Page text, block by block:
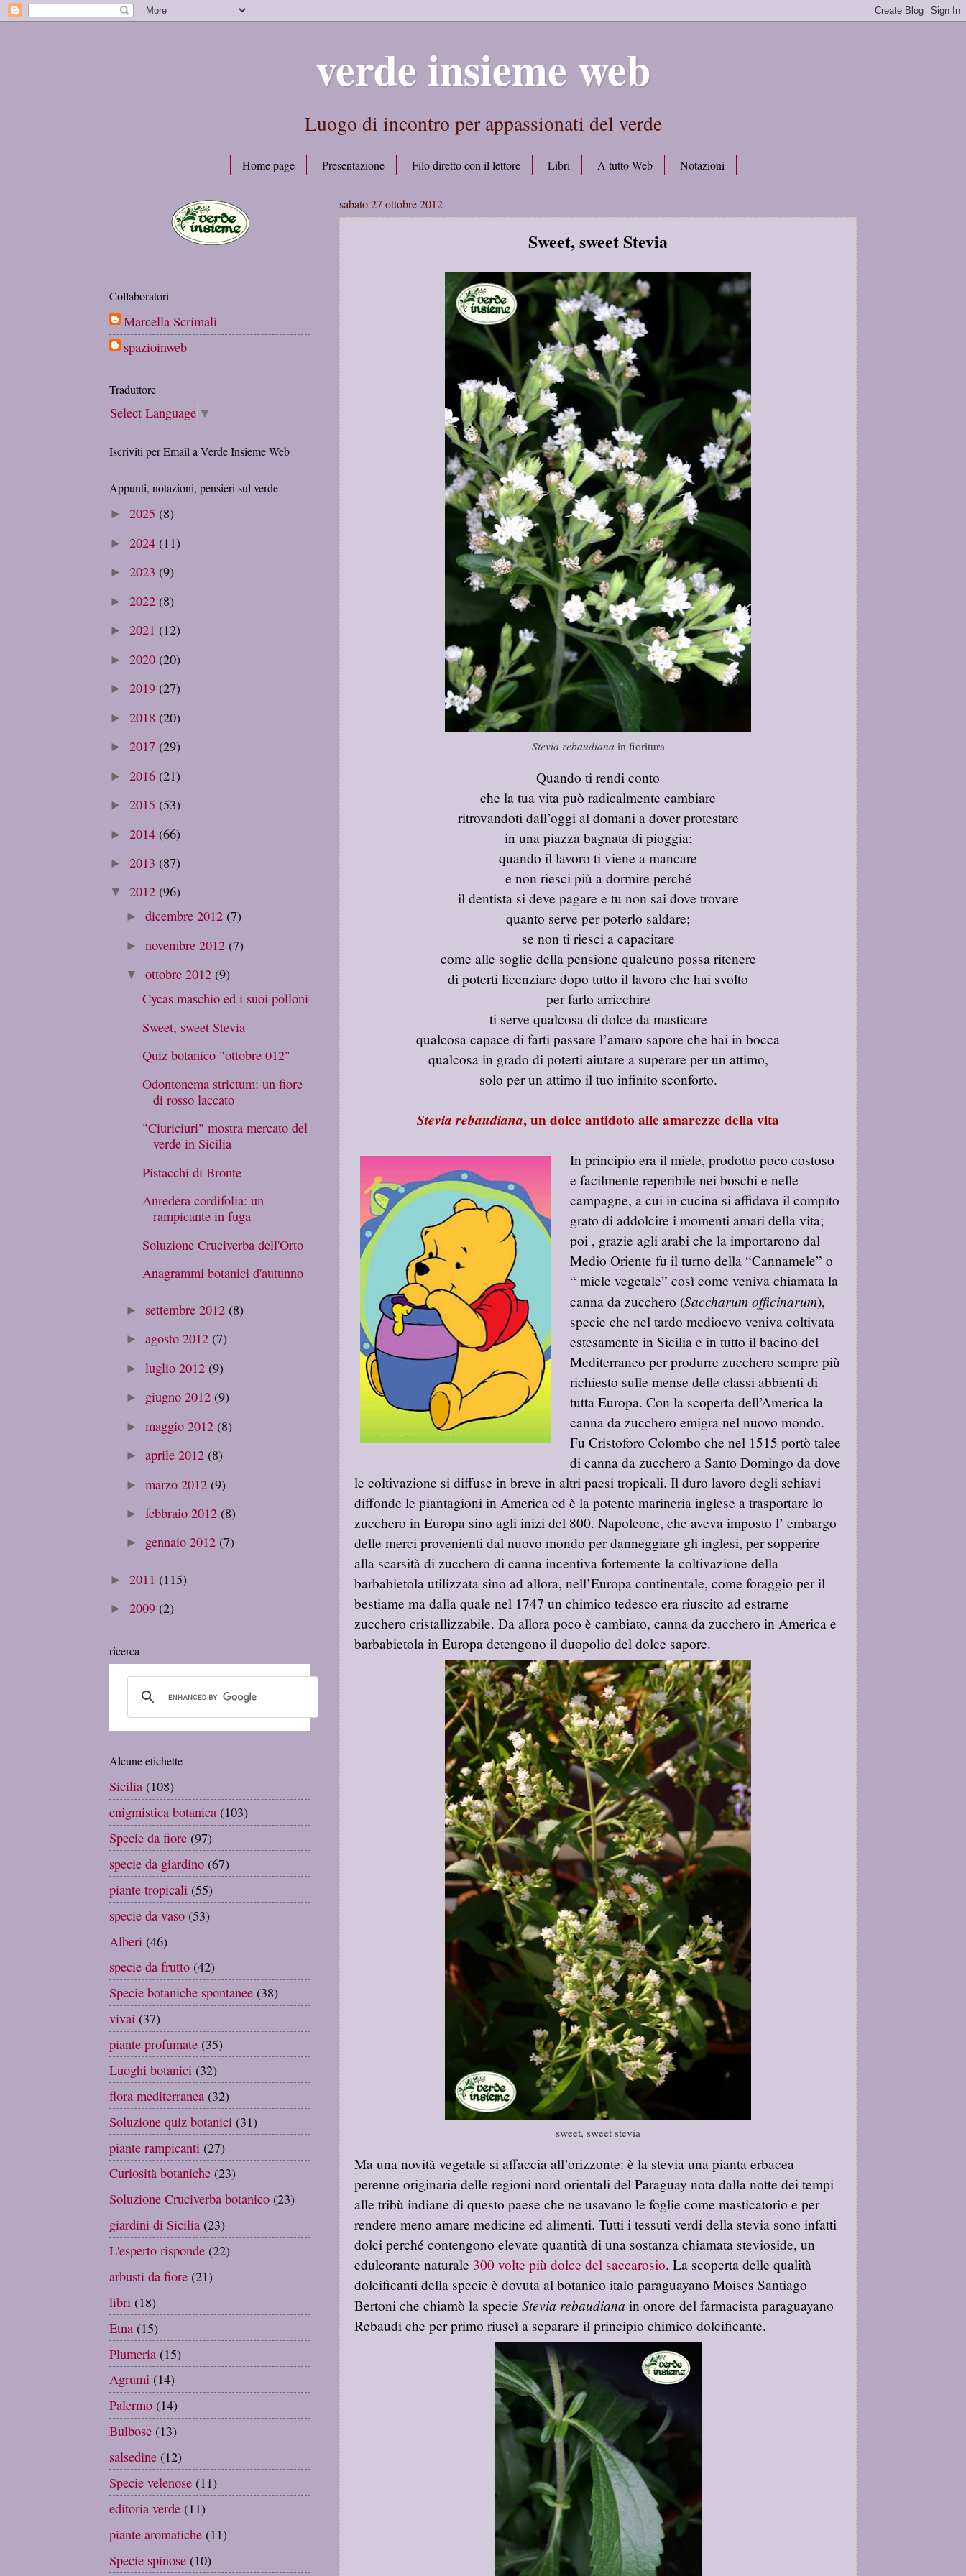
verde insieme web
Luogo di incontro per appassionati del verde
Home page Presentazione Filo diretto con il lettore Libri A tutto Web Notazioni
sabato 27 ottobre 2012
Sweet, sweet Stevia
Stevia rebaudiana in fioritura
Quando ti rendi conto
che la tua vita può radicalmente cambiare
ritrovandoti dall’oggi al domani a dover protestare
in una piazza bagnata di pioggia;
quando il lavoro ti viene a mancare
e non riesci più a dormire perché
il dentista si deve pagare e tu non sai dove trovare
quanto serve per poterlo saldare;
se non ti riesci a capacitare
come alle soglie della pensione qualcuno possa ritenere
di poterti licenziare dopo tutto il lavoro che hai svolto
per farlo arricchire
ti serve qualcosa di dolce da masticare
qualcosa capace di farti passare l’amaro sapore che hai in bocca
qualcosa in grado di poterti aiutare a superare per un attimo,
solo per un attimo il tuo infinito sconforto.
Stevia rebaudiana, un dolce antidoto alle amarezze della vita
In principio era il miele, prodotto poco costoso
e facilmente reperibile nei boschi e nelle
campagne, a cui in cucina si affidava il compito
grato di addolcire i momenti amari della vita;
poi , grazie agli arabi che la importarono dal
Medio Oriente fu il turno della “Cannamele” o
“ miele vegetale” così come veniva chiamata la
canna da zucchero (Saccharum officinarum),
specie che nel tardo medioevo veniva coltivata
estesamente in Sicilia e in tutto il bacino del
Mediterraneo per produrre zucchero sempre più
richiesto sulle mense delle classi abbienti di
tutta Europa. Con la scoperta dell’America la
canna da zucchero emigra nel nuovo mondo.
Fu Cristoforo Colombo che nel 1515 portò talee
di canna da zucchero a Santo Domingo da dove
le coltivazione si diffuse in breve in altri paesi tropicali. Il duro lavoro degli schiavi
diffonde le piantagioni in America ed è la potente marineria inglese a trasportare lo
zucchero in Europa sino agli inizi del 800. Napoleone, che aveva imposto l’ embargo
delle merci provenienti dal nuovo mondo per danneggiare gli inglesi, per sopperire
alla scarsità di zucchero di canna incentiva fortemente la coltivazione della
barbabietola utilizzata sino ad allora, nell’Europa continentale, come foraggio per il
bestiame ma dalla quale nel 1747 un chimico tedesco era riuscito ad estrarne
zucchero cristallizzabile. Da allora poco è cambiato, canna da zucchero in America e
barbabietola in Europa detengono il duopolio del dolce sapore.
sweet, sweet stevia
Ma una novità vegetale si affaccia all’orizzonte: è la stevia una pianta erbacea
perenne originaria delle regioni nord orientali del Paraguay nota dalla notte dei tempi
alle tribù indiane di questo paese che ne usavano le foglie come masticatorio e per
rendere meno amare medicine ed alimenti. Tutti i tessuti verdi della stevia sono infatti
dolci perché contengono elevate quantità di una sostanza chiamata stevioside, un
edulcorante naturale 300 volte più dolce del saccarosio. La scoperta delle qualità
dolcificanti della specie è dovuta al botanico italo paraguayano Moises Santiago
Bertoni che chiamò la specie Stevia rebaudiana in onore del farmacista paraguayano
Rebaudi che per primo riuscì a separare il principio chimico dolcificante.
Collaboratori
Marcella Scrimali
spazioinweb
Traduttore
Select Language ▼
Iscriviti per Email a Verde Insieme Web
Appunti, notazioni, pensieri sul verde
► 2025 (8)
► 2024 (11)
► 2023 (9)
► 2022 (8)
► 2021 (12)
► 2020 (20)
► 2019 (27)
► 2018 (20)
► 2017 (29)
► 2016 (21)
► 2015 (53)
► 2014 (66)
► 2013 (87)
▼ 2012 (96)
►dicembre 2012 (7)
►novembre 2012 (7)
▼ottobre 2012 (9)
Cycas maschio ed i suoi polloni
Sweet, sweet Stevia
Quiz botanico "ottobre 012"
Odontonema strictum: un fiore
di rosso laccato
"Ciuriciuri" mostra mercato del
verde in Sicilia
Pistacchi di Bronte
Anredera cordifolia: un
rampicante in fuga
Soluzione Cruciverba dell'Orto
Anagrammi botanici d'autunno
► settembre 2012 (8)
►agosto 2012 (7)
►luglio 2012 (9)
► giugno 2012 (9)
►maggio 2012 (8)
►aprile 2012 (8)
►marzo 2012 (9)
►febbraio 2012 (8)
► gennaio 2012 (7)
► 2011 (115)
► 2009 (2)
ricerca
Alcune etichette
Sicilia (108)
enigmistica botanica (103)
Specie da fiore (97)
specie da giardino (67)
piante tropicali (55)
specie da vaso (53)
Alberi (46)
specie da frutto (42)
Specie botaniche spontanee (38)
vivai (37)
piante profumate (35)
Luoghi botanici (32)
flora mediterranea (32)
Soluzione quiz botanici (31)
piante rampicanti (27)
Curiosità botaniche (23)
Soluzione Cruciverba botanico (23)
giardini di Sicilia (23)
L'esperto risponde (22)
arbusti da fiore (21)
libri (18)
Etna (15)
Plumeria (15)
Agrumi (14)
Palermo (14)
Bulbose (13)
salsedine (12)
Specie velenose (11)
editoria verde (11)
piante aromatiche (11)
Specie spinose (10)